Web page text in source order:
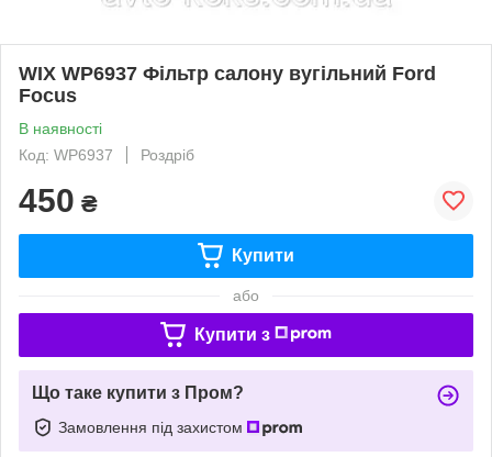
WIX WP6937 Фільтр салону вугільний Ford
Focus
В наявності
Код: WP6937
Роздріб
450 ₴
Купити
або
Купити з
Що таке купити з Пром?
Замовлення під захистом